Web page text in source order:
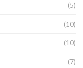
(5)
(10)
(10)
(7)